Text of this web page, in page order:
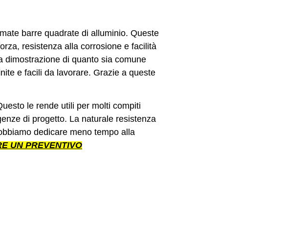
barre quadrate di alluminio. Queste
resistenza alla corrosione e facilità
dimostrazione di quanto sia comune
e facili da lavorare. Grazie a queste
le rende utili per molti compiti
di progetto. La naturale resistenza
dedicare meno tempo alla
UN PREVENTIVO